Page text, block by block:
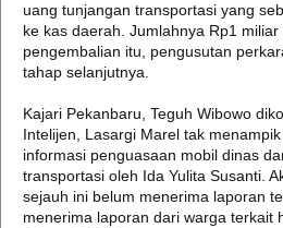
uang tunjangan transportasi yang
ke kas daerah. Jumlahnya Rp1
pengembalian itu, pengusutan
tahap selanjutnya.
Kajari Pekanbaru, Teguh Wibowo
Intelijen, Lasargi Marel tak
informasi penguasaan mobil dinas
transportasi oleh Ida Yulita Susanti.
sejauh ini belum menerima laporan
menerima laporan dari warga terkait